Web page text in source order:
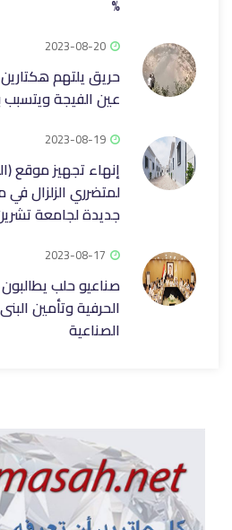
%
2023-08-20
حريق يلتهم
عين الفيجة ويتسبب
2023-08-19
إنهاء تجهيز موقع
لمتضرري الزلزال
جديدة لجامعة
2023-08-17
صناعيو حلب
الحرفية وتأمين
الصناعية